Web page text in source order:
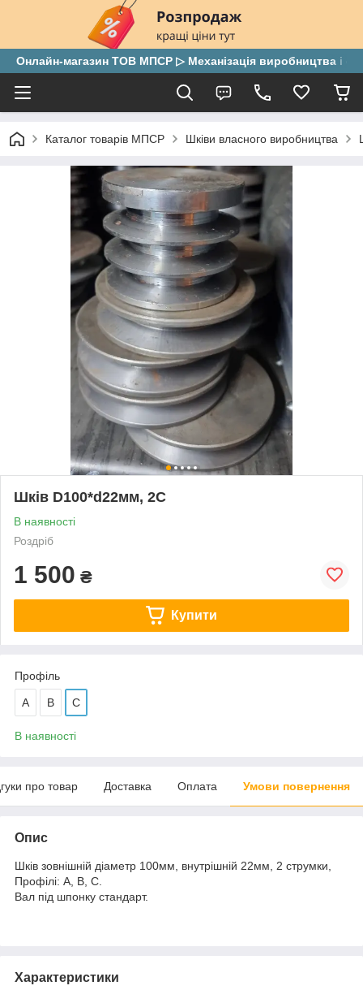
Онлайн-магазин ТОВ МПСР ▷ Механізація виробництва і
Каталог товарів МПСР Шківи власного виробництва
Шків D100*d22мм, 2С
В наявності
Роздріб
1 500 ₴
Купити
Профіль
А В С
В наявності
про товар Доставка Оплата Умови повернення
Опис
Шків зовнішній діаметр 100мм, внутрішній 22мм, 2 струмки,
Профілі: А, В, С.
Вал під шпонку стандарт.
Характеристики